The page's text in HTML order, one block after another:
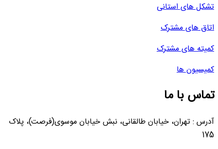
تشکل های استانی
اتاق های مشترک
کمیته های مشترک
کمیسیون ها
تماس با ما
آدرس : تهران، خیابان طالقانی، نبش خیابان موسوی(فرصت)، پلاک
175